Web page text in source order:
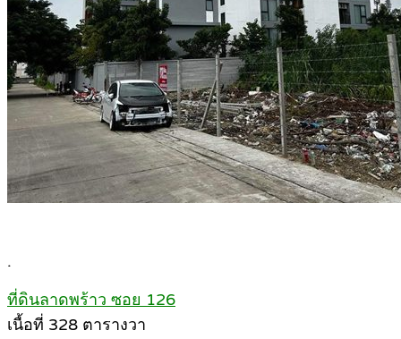
.
ที่ดินลาดพร้าว ซอย 126
เนื้อที่ 328 ตารางวา